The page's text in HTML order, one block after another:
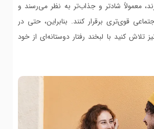
معمولاً شادتر و جذاب‌تر به نظر می‌رسند و
قوی‌تری برقرار کنند. بنابراین، حتی در
کنید با لبخند رفتار دوستانه‌ای از خود